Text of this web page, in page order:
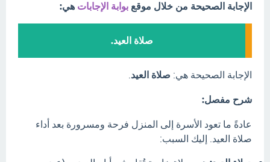
الإجابة الصحيحة من خلال موقع بوابة الإجابات هي:
صلاة العيد.
الإجابة الصحيحة هي: صلاة العيد
شرح مفصل:
عادةً ما تعود الأسرة إلى المنزل فرحة ومسرورة بعد أداء
صلاة العيد. إليك السبب: